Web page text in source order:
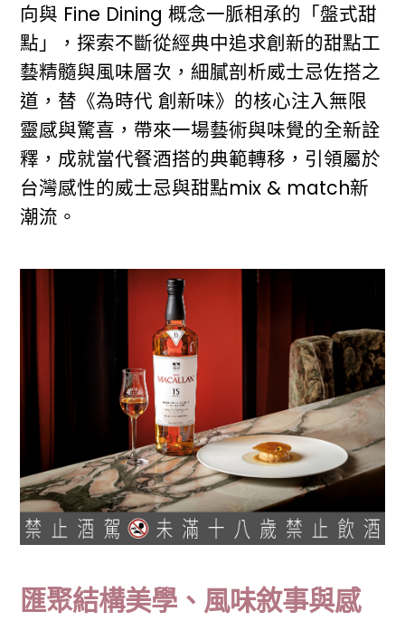
向與 Fine Dining 概念一脈相承的「盤式甜
點」，探索不斷從經典中追求創新的甜點工
藝精髓與風味層次，細膩剖析威士忌佐搭之
道，替《為時代 創新味》的核心注入無限
靈感與驚喜，帶來一場藝術與味覺的全新詮
釋，成就當代餐酒搭的典範轉移，引領屬於
台灣感性的威士忌與甜點mix & match新
潮流。
匯聚結構美學、風味敘事與感